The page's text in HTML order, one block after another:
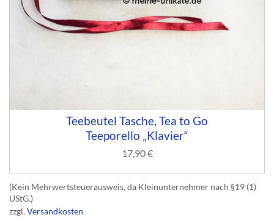
Teebeutel Tasche, Tea to Go
Teeporello „Klavier“
17,90€
(Kein Mehrwertsteuerausweis, da Kleinunternehmer nach §19 (1)
UStG.)
zzgl.Versandkosten